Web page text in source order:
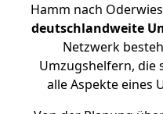
Hamm nach
deutschlandweite
Netzwerk
Umzugshelfern, die
alle Aspekte eines